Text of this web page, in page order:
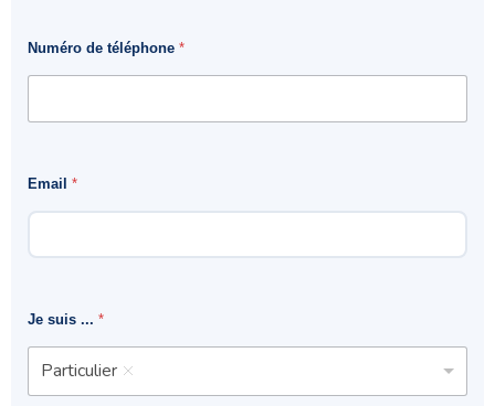
Numéro de téléphone *
Email *
Je suis ... *
Particulier